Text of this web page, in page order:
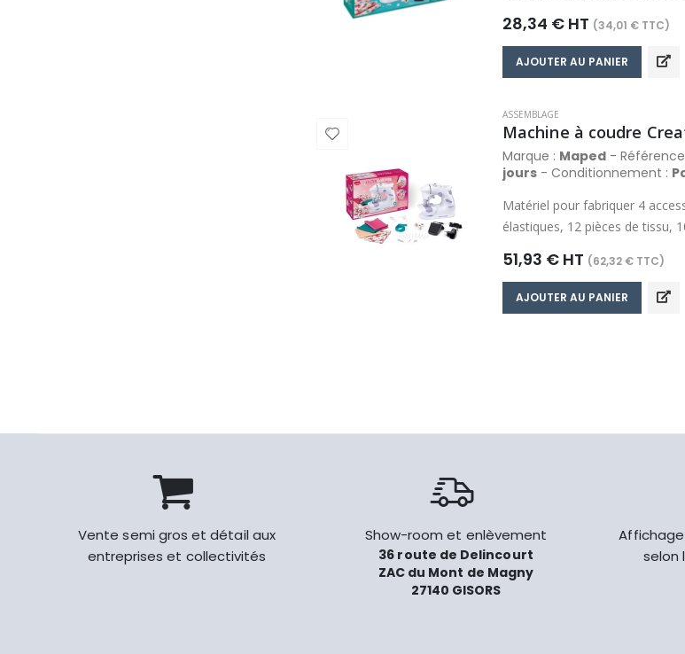
Incl. 4 bobines avec fil blanc, 1
l'enfilage, 1 pédale avec fiche
28,34 € HT (34,01 € TTC)
AJOUTER AU PANIER
ASSEMBLAGE
Machine à coudre
Marque : Maped -
jours - Conditionnement :
Matériel pour fabriquer 4
élastiques, 12 pièces de tissu,
51,93 € HT (62,32 € TTC)
AJOUTER AU PANIER
Vente semi gros et détail aux
entreprises et collectivités
Show-room et enlèvement
36 route de Delincourt
ZAC du Mont de Magny
27140 GISORS
Affichage
selon